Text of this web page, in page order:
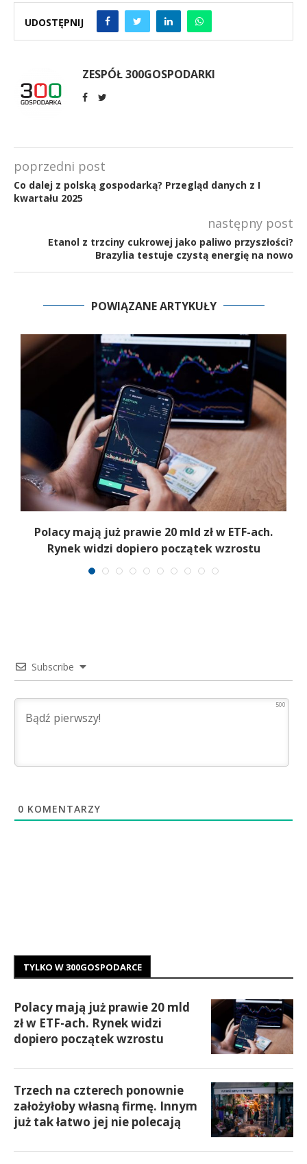
UDOSTĘPNIJ
ZESPÓŁ 300GOSPODARKI
poprzedni post
Co dalej z polską gospodarką? Przegląd danych z I
kwartału 2025
następny post
Etanol z trzciny cukrowej jako paliwo przyszłości?
Brazylia testuje czystą energię na nowo
POWIĄZANE ARTYKUŁY
Polacy mają już prawie 20 mld zł w ETF-ach.
Rynek widzi dopiero początek wzrostu
Subscribe
500
0 KOMENTARZY
TYLKO W 300GOSPODARCE
Polacy mają już prawie 20 mld
zł w ETF-ach. Rynek widzi
dopiero początek wzrostu
Trzech na czterech ponownie
założyłoby własną firmę. Innym
już tak łatwo jej nie polecają